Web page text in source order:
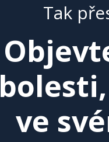
Tak
ve